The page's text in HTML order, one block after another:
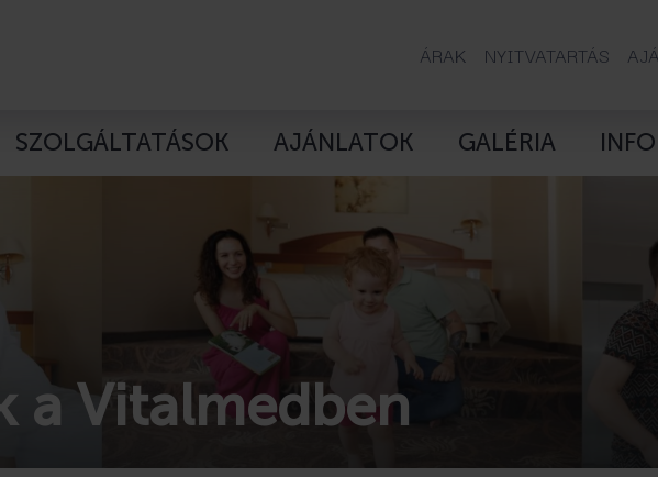
ÁRAK NYITVATARTÁS
SZOLGÁLTATÁSOK AJÁNLATOK GALÉRIA
a Vitalmedben